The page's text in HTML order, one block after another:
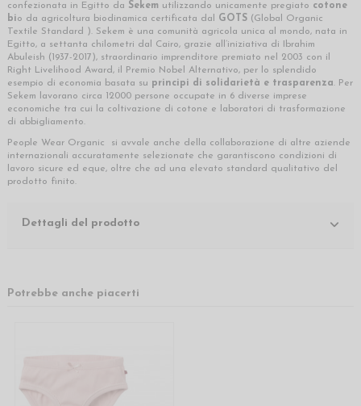
confezionata in Egitto da Sekem utilizzando unicamente pregiato cotone
bio da agricoltura biodinamica certificata dal GOTS (Global Organic
Textile Standard ). Sekem è una comunità agricola unica al mondo, nata in
Egitto, a settanta chilometri dal Cairo, grazie all’iniziativa di Ibrahim
Abuleish (1937-2017), straordinario imprenditore premiato nel 2003 con il
Right Livelihood Award, il Premio Nobel Alternativo, per lo splendido
esempio di economia basata su principi di solidarietà e trasparenza. Per
Sekem lavorano circa 12000 persone occupate in 6 diverse imprese
economiche tra cui la coltivazione di cotone e laboratori di trasformazione
di abbigliamento.
People Wear Organic si avvale anche della collaborazione di altre aziende
internazionali accuratamente selezionate che garantiscono condizioni di
lavoro sicure ed eque, oltre che ad una elevato standard qualitativo del
prodotto finito.
Dettagli del prodotto
Potrebbe anche piacerti